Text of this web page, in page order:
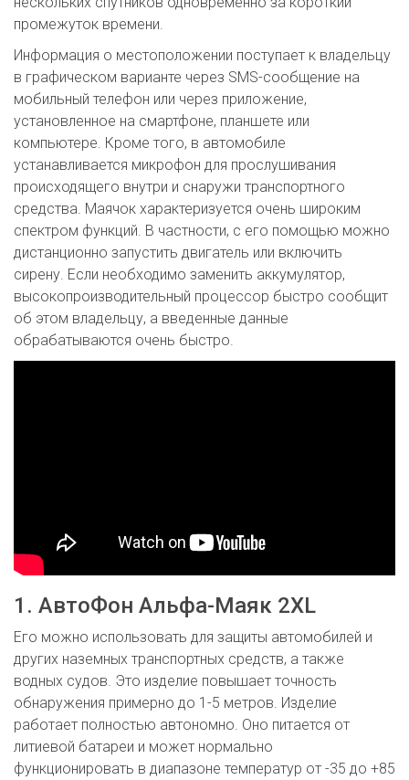
промежуток времени.
Информация о местоположении поступает к владельцу
в графическом варианте через SMS-сообщение на
мобильный телефон или через приложение,
установленное на смартфоне, планшете или
компьютере. Кроме того, в автомобиле
устанавливается микрофон для прослушивания
происходящего внутри и снаружи транспортного
средства. Маячок характеризуется очень широким
спектром функций. В частности, с его помощью можно
дистанционно запустить двигатель или включить
сирену. Если необходимо заменить аккумулятор,
высокопроизводительный процессор быстро сообщит
об этом владельцу, а введенные данные
обрабатываются очень быстро.
1. АвтоФон Альфа-Маяк 2XL
Его можно использовать для защиты автомобилей и
других наземных транспортных средств, а также
водных судов. Это изделие повышает точность
обнаружения примерно до 1-5 метров. Изделие
работает полностью автономно. Оно питается от
литиевой батареи и может нормально
функционировать в диапазоне температур от -35 до +85